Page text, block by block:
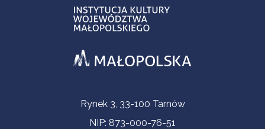
Informacje kontaktoweRynek 3, 33-100 Tarnów
NIP: 873-000-76-51